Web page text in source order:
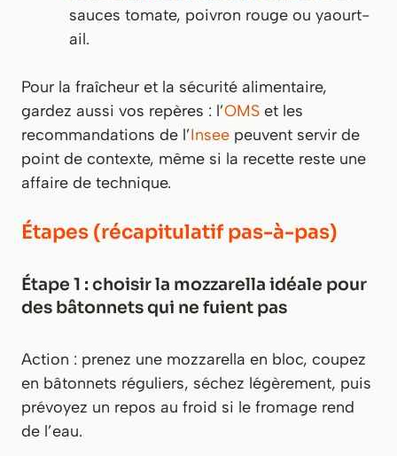
sauces tomate, poivron rouge ou yaourt-
ail.
Pour la fraîcheur et la sécurité alimentaire,
gardez aussi vos repères : l’OMS et les
recommandations de l’Insee peuvent servir de
point de contexte, même si la recette reste une
affaire de technique.
Étapes (récapitulatif pas-à-pas)
Étape 1 : choisir la mozzarella idéale pour
des bâtonnets qui ne fuient pas
Action : prenez une mozzarella en bloc, coupez
en bâtonnets réguliers, séchez légèrement, puis
prévoyez un repos au froid si le fromage rend
de l’eau.